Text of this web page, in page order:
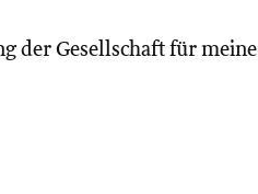
der Gesellschaft für meine